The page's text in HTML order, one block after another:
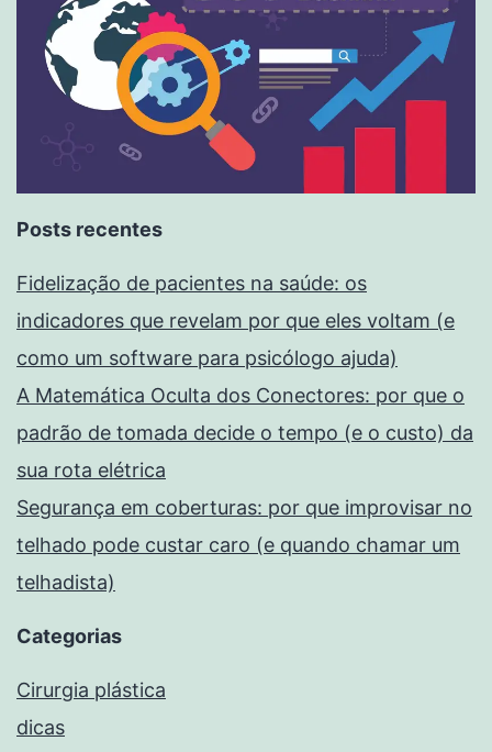
Posts recentes
Fidelização de pacientes na saúde: os
indicadores que revelam por que eles voltam (e
como um software para psicólogo ajuda)
A Matemática Oculta dos Conectores: por que o
padrão de tomada decide o tempo (e o custo) da
sua rota elétrica
Segurança em coberturas: por que improvisar no
telhado pode custar caro (e quando chamar um
telhadista)
Categorias
Cirurgia plástica
dicas